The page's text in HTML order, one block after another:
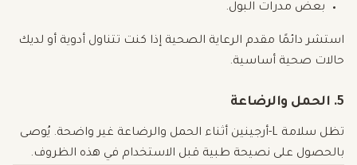
بعض مدرات البول.
استشر دائمًا مقدم الرعاية الصحية إذا كنت تتناول أدوية أو لديك
حالات صحية أساسية.
5. الحمل والرضاعة
تظل سلامة L-أرجينين أثناء الحمل والرضاعة غير واضحة. يُوصى
بالحصول على نصيحة طبية قبل الاستخدام في هذه الظروف.